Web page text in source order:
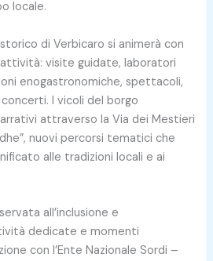
locale.
di Verbicaro si animerà con
visite guidate, laboratori
enogastronomiche, spettacoli,
I vicoli del borgo
attraverso la Via dei Mestieri
nuovi percorsi tematici che
alle tradizioni locali e ai
all’inclusione e
dedicate e momenti
con l’Ente Nazionale Sordi –